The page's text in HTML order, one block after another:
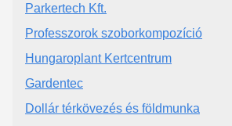
Parkertech Kft.
Professzorok szoborkompozíció
Hungaroplant Kertcentrum
Gardentec
Dollár térkövezés és földmunka